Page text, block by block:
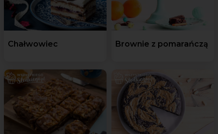
Chałwowiec Brownie z pomarańczą